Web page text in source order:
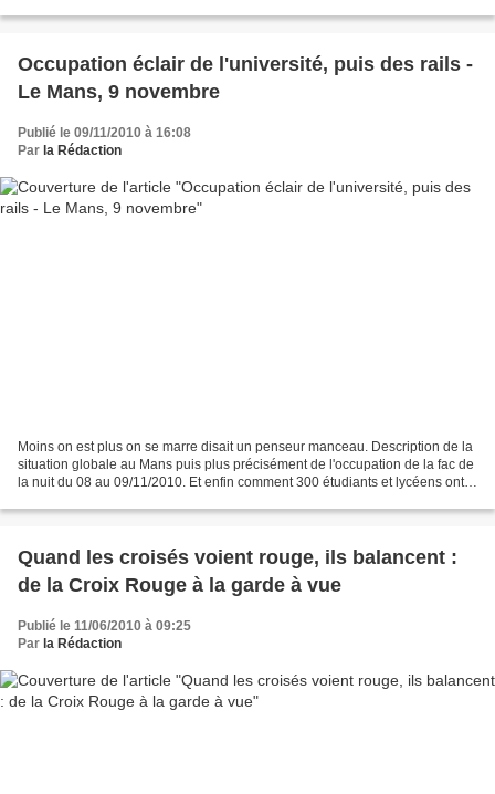
Occupation éclair de l'université, puis des rails -
Le Mans, 9 novembre
Publié le 09/11/2010 à 16:08
Par la Rédaction
Moins on est plus on se marre disait un penseur manceau. Description de la
situation globale au Mans puis plus précisément de l'occupation de la fac de
la nuit du 08 au 09/11/2010. Et enfin comment 300 étudiants et lycéens ont
Quand les croisés voient rouge, ils balancent :
de la Croix Rouge à la garde à vue
Publié le 11/06/2010 à 09:25
Par la Rédaction